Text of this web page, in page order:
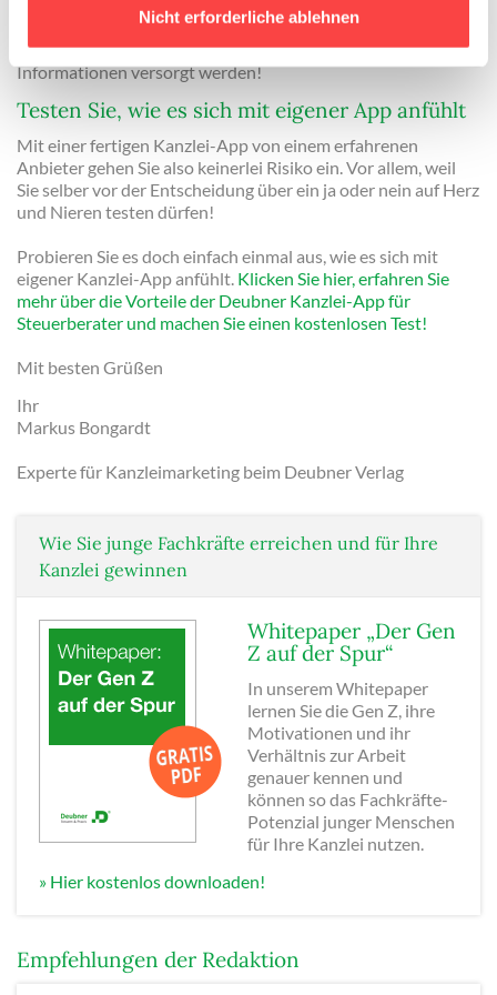
Nicht erforderliche ablehnen
oder die Steuer-Praxistipps Ihrer App – und Sie selber haben
tatsächlich null Aufwand und trotzdem die Sicherheit, dass
Ihre Mandanten mit hochwertigen und aktuellen
Informationen versorgt werden!
Testen Sie, wie es sich mit eigener App anfühlt
Mit einer fertigen Kanzlei-App von einem erfahrenen
Anbieter gehen Sie also keinerlei Risiko ein. Vor allem, weil
Sie selber vor der Entscheidung über ein ja oder nein auf Herz
und Nieren testen dürfen!
Probieren Sie es doch einfach einmal aus, wie es sich mit
eigener Kanzlei-App anfühlt. Klicken Sie hier, erfahren Sie
mehr über die Vorteile der Deubner Kanzlei-App für
Steuerberater und machen Sie einen kostenlosen Test!
Mit besten Grüßen
Ihr
Markus Bongardt
Experte für Kanzleimarketing beim Deubner Verlag
Wie Sie junge Fachkräfte erreichen und für Ihre
Kanzlei gewinnen
Whitepaper „Der Gen
Z auf der Spur“
In unserem Whitepaper
lernen Sie die Gen Z, ihre
Motivationen und ihr
Verhältnis zur Arbeit
genauer kennen und
können so das Fachkräfte-
Potenzial junger Menschen
für Ihre Kanzlei nutzen.
» Hier kostenlos downloaden!
Empfehlungen der Redaktion